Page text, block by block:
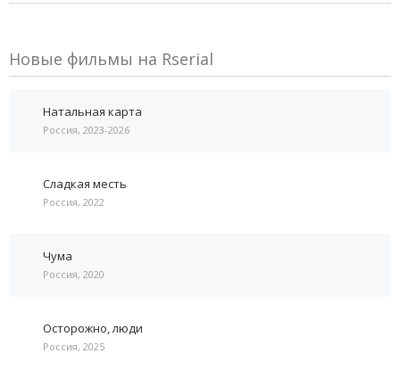
Новые фильмы на Rserial
Натальная карта
Россия, 2023-2026
Сладкая месть
Россия, 2022
Чума
Россия, 2020
Осторожно, люди
Россия, 2025